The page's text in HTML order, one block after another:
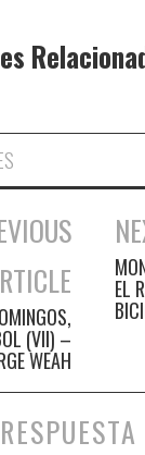
entradas
(VII) –
WEAH
EL